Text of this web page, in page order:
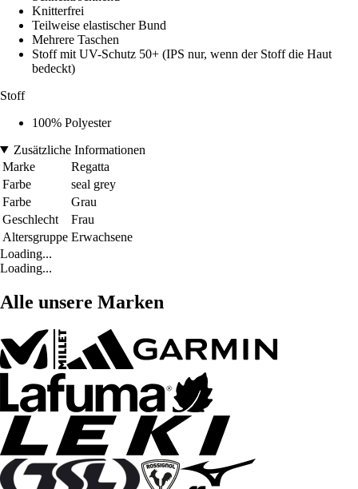
Knitterfrei
Teilweise elastischer Bund
Mehrere Taschen
Stoff mit UV-Schutz 50+ (IPS nur, wenn der Stoff die Haut
bedeckt)
Stoff
100% Polyester
Zusätzliche Informationen
Marke
Regatta
Farbe
seal grey
Farbe
Grau
Geschlecht
Frau
Altersgruppe Erwachsene
Loading...
Loading...
Alle unsere Marken